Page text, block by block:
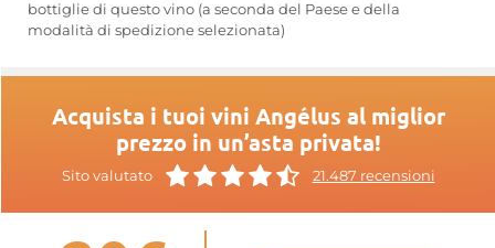
bottiglie di questo vino (a seconda del Paese e della
modalità di spedizione selezionata)
Acquista i tuoi vini Angélus al miglior
prezzo in un’asta privata!
Sito valutato 21.487 recensioni